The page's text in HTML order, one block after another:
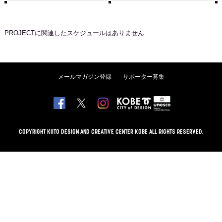
PROJECTに関連したスケジュールはありません
メールマガジン登録 サポーター募集
COPYRIGHT KIITO DESIGN AND CREATIVE CENTER KOBE ALL RIGHTS RESERVED.